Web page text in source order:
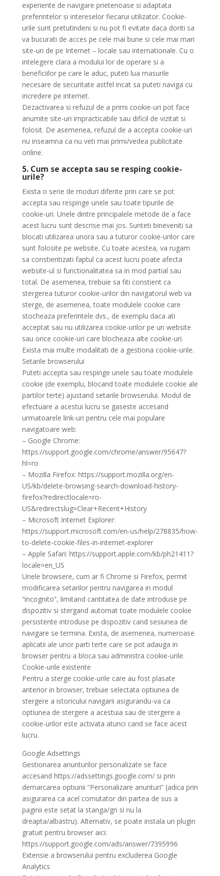
experiente de navigare prietenoase si adaptata
preferintelor si intereselor fiecarui utilizator. Cookie-
urile sunt pretutindeni si nu pot fi evitate daca doriti sa
va bucurati de acces pe cele mai bune si cele mai mari
site-uri de pe Internet – locale sau internationale. Cu o
intelegere clara a modului lor de operare si a
beneficiilor pe care le aduc, puteti lua masurile
necesare de securitate astfel incat sa puteti naviga cu
incredere pe internet.
Dezactivarea si refuzul de a primi cookie-uri pot face
anumite site-uri impracticabile sau dificil de vizitat si
folosit. De asemenea, refuzul de a accepta cookie-uri
nu inseamna ca nu veti mai primi/vedea publicitate
online.
5. Cum se accepta sau se resping cookie-
urile?
Exista o serie de moduri diferite prin care se pot
accepta sau respinge unele sau toate tipurile de
cookie-uri. Unele dintre principalele metode de a face
acest lucru sunt descrise mai jos. Sunteti bineveniti sa
blocati utilizarea unora sau a tuturor cookie-urilor care
sunt folosite pe website. Cu toate acestea, va rugam
sa constientizati faptul ca acest lucru poate afecta
website-ul si functionalitatea sa in mod partial sau
total. De asemenea, trebuie sa fiti constient ca
stergerea tuturor cookie-urilor din navigatorul web va
sterge, de asemenea, toate modulele cookie care
stocheaza preferintele dvs., de exemplu daca ati
acceptat sau nu utilizarea cookie-urilor pe un website
sau orice cookie-uri care blocheaza alte cookie-uri.
Exista mai multe modalitati de a gestiona cookie-urile.
Setarile browserului
Puteti accepta sau respinge unele sau toate modulele
cookie (de exemplu, blocand toate modulele cookie ale
partilor terte) ajustand setarile browserului. Modul de
efectuare a acestui lucru se gaseste accesand
urmatoarele link-uri pentru cele mai populare
navigatoare web:
– Google Chrome:
https://support.google.com/chrome/answer/95647?
hl=ro
– Mozilla Firefox: https://support.mozilla.org/en-
US/kb/delete-browsing-search-download-history-
firefox?redirectlocale=ro-
US&redirectslug=Clear+Recent+History
– Microsoft Internet Explorer:
https://support.microsoft.com/en-us/help/278835/how-
to-delete-cookie-files-in-internet-explorer
– Apple Safari: https://support.apple.com/kb/ph21411?
locale=en_US
Unele browsere, cum ar fi Chrome si Firefox, permit
modificarea setarilor pentru navigarea in modul
“incognito”, limitand cantitatea de date introduse pe
dispozitiv si stergand automat toate modulele cookie
persistente introduse pe dispozitiv cand sesiunea de
navigare se termina. Exista, de asemenea, numeroase
aplicatii ale unor parti terte care se pot adauga in
browser pentru a bloca sau administra cookie-urile.
Cookie-urile existente
Pentru a sterge cookie-urile care au fost plasate
anterior in browser, trebuie selectata optiunea de
stergere a istoricului navigarii asigurandu-va ca
optiunea de stergere a acestuia sau de stergere a
cookie-urilor este activata atunci cand se face acest
lucru.
Google Adsettings
Gestionarea anunturilor personalizate se face
accesand https://adssettings.google.com/ si prin
demarcarea optiunii “Personalizare anunturi” (adica prin
asigurarea ca acel comutator din partea de sus a
paginii este setat la stanga/gri si nu la
dreapta/albastru). Alternativ, se poate instala un plugin
gratuit pentru browser aici:
https://support.google.com/ads/answer/7395996
Extensie a browserului pentru excluderea Google
Analytics